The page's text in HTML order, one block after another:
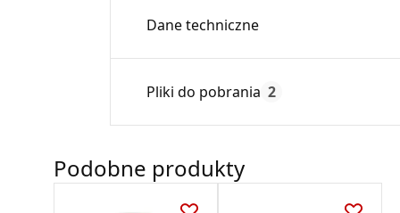
Dane techniczne
Max. temperatura:
Pliki do pobrania 2
Deklaracja
DWU 02_2023.pdf
Podobne produkty